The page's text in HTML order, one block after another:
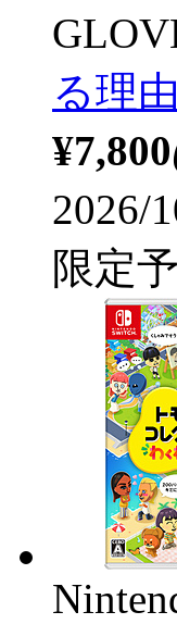
る理
¥7,800
2026/
限定